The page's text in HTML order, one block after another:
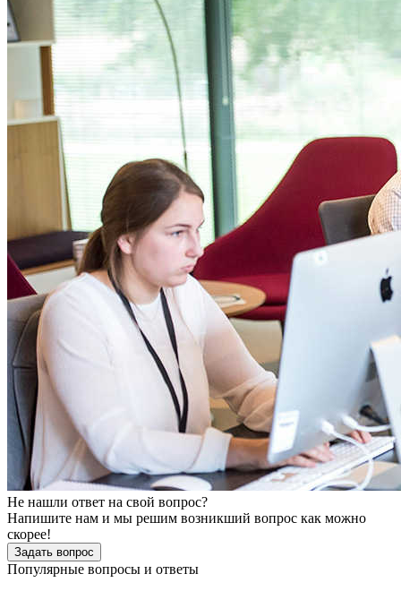
Не нашли ответ на свой вопрос?
Напишите нам и мы решим возникший вопрос как можно
скорее!
Задать вопрос
Популярные вопросы и ответы